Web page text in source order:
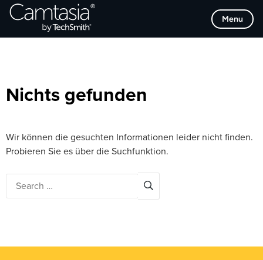
Direkt
zum
Menu
Browse Categories
Nichts gefunden
Wir können die gesuchten Informationen leider nicht finden.
Probieren Sie es über die Suchfunktion.